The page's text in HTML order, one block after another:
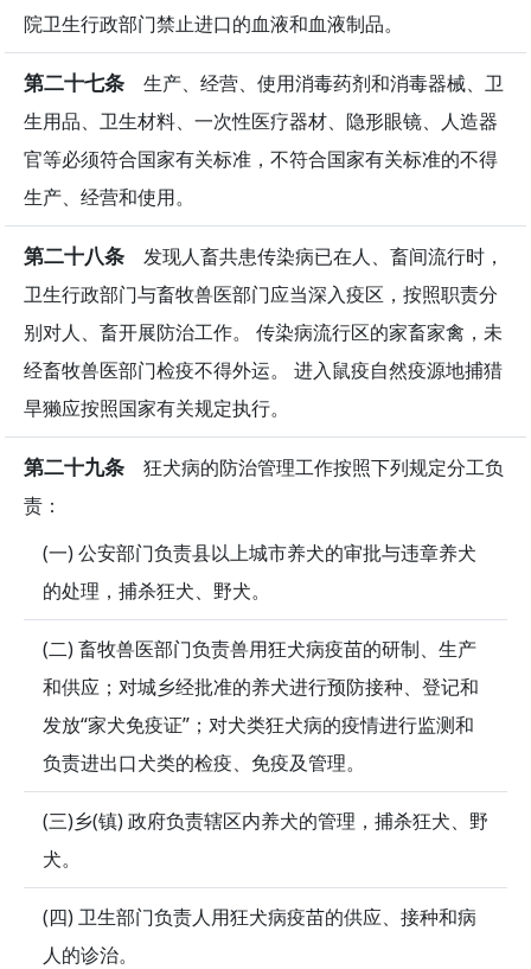
院卫生行政部门禁止进口的血液和血液制品。
第二十七条 生产、经营、使用消毒药剂和消毒器械、卫
生用品、卫生材料、一次性医疗器材、隐形眼镜、人造器
官等必须符合国家有关标准，不符合国家有关标准的不得
生产、经营和使用。
第二十八条 发现人畜共患传染病已在人、畜间流行时，
卫生行政部门与畜牧兽医部门应当深入疫区，按照职责分
别对人、畜开展防治工作。 传染病流行区的家畜家禽，未
经畜牧兽医部门检疫不得外运。 进入鼠疫自然疫源地捕猎
旱獭应按照国家有关规定执行。
第二十九条 狂犬病的防治管理工作按照下列规定分工负
责：
(一) 公安部门负责县以上城市养犬的审批与违章养犬
的处理，捕杀狂犬、野犬。
(二) 畜牧兽医部门负责兽用狂犬病疫苗的研制、生产
和供应；对城乡经批准的养犬进行预防接种、登记和
发放“家犬免疫证”；对犬类狂犬病的疫情进行监测和
负责进出口犬类的检疫、免疫及管理。
(三)乡(镇) 政府负责辖区内养犬的管理，捕杀狂犬、野
犬。
(四) 卫生部门负责人用狂犬病疫苗的供应、接种和病
人的诊治。